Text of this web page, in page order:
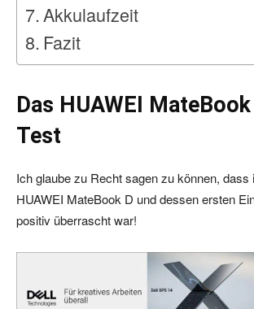
Akkulaufzeit
Fazit
Das HUAWEI
Test
Ich glaube zu Recht sagen zu können, dass
HUAWEI MateBook D und dessen ersten
positiv überrascht war!